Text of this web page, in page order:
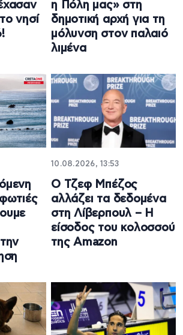
νησί
η Πόλη μας» στη
δημοτική αρχή για τη
μόλυνση στον παλαιό
λιμένα
10.08.2026, 13:53
Ο Τζεφ Μπέζος
αλλάζει τα δεδομένα
στη Λίβερπουλ – Η
είσοδος του κολοσσού
της Amazon